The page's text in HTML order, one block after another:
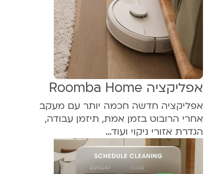
אפליקציה Roomba Home
אפליקציה חדשה חכמה יותר עם מעקב
אחרי הרובוט בזמן אמת, תיזמן עבודה,
הגדרת אזורי ניקוי ועוד…